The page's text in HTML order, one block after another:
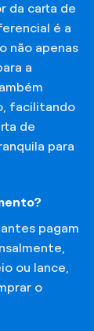
da carta de
é a
não apenas
a
facilitando
de
para
pagam
ou lance,
o